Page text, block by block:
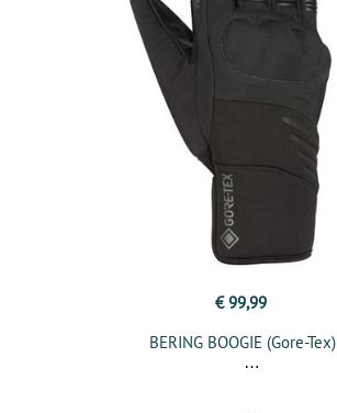
€ 99,99
BERING BOOGIE (Gore-Tex)